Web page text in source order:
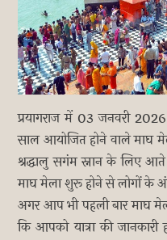
प्रयागराज में 03 जनवरी
साल आयोजित होने वाले माघ
श्रद्धालु सगंम स्नान के लिए
माघ मेला शुरू होने से लोगों के
अगर आप भी पहली बार माघ
कि आपको यात्रा की